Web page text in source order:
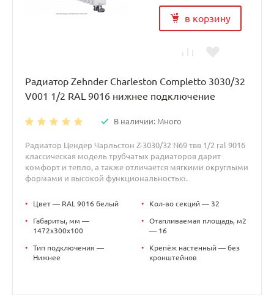
в корзину
Радиатор Zehnder Charleston Completto 3030/32
V001 1/2 RAL 9016 нижнее подключение
В наличии: Много
Радиатор Цендер Чарльстон Z-3030/32 N69 твв 1/2 ral 9016
классическая модель трубчатых радиаторов дарит
комфорт и тепло, а также отличается мягкими округлыми
формами и высокой функциональностью.
• Цвет — RAL 9016 белый
•
Габариты, мм —
1472x300x100
•
Тип подключения —
Нижнее
• Кол-во секций — 32
•
Отапливаемая площадь, м2
— 16
•
Крепёж настенный — без
кронштейнов